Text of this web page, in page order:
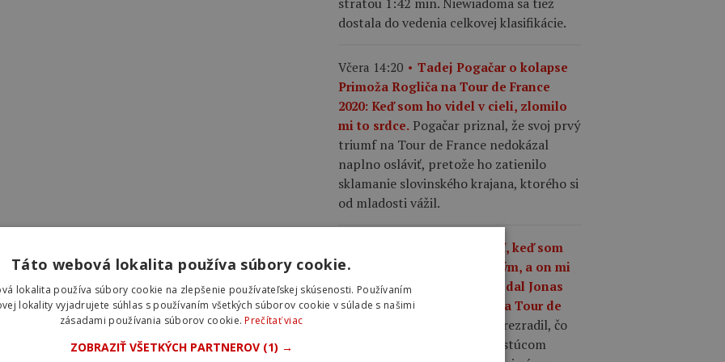
dostala do vedenia celkovej klasifikácie.
Včera 14:20
Tadej Pogačar o kolapse
Primoža Rogliča na Tour de France
2020: Keď som ho videl v cieli, zlomilo
mi to srdce. Pogačar priznal, že svoj prvý
triumf na Tour de France nedokázal
naplno osláviť, pretože ho zatienilo
sklamanie slovinského krajana, ktorého si
od mladosti vážil.
„Čo mám robiť, keď som
lepší ako kedykoľvek predtým, a on mi
napriek tomu odíde?,“ povedal Jonas
Vingegaard o Pogačarovi na Tour de
Mattias Skjelmose prezradil, čo
mu povedal Vingegaard o rastúcom
Táto webová lokalita používa súbory cookie.
lokalita používa súbory cookie na zlepšenie používateľskej skúsenosti. Používaním
lokality vyjadrujete súhlas s používaním všetkých súborov cookie v súlade s našimi
zásadami používania súborov cookie.Prečítať viac
ZOBRAZIŤ VŠETKÝCH PARTNEROV (1) →